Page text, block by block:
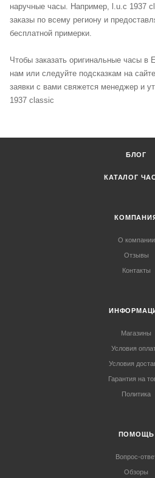
наручные часы. Например, l.u.c 1937
заказы по всему региону и
бесплатной примерки.
Чтобы заказать оригинальные часы в
нам или следуйте подсказкам на
заявки с вами свяжется менеджер и
1937 classic
БЛОГ
КАТАЛОГ
О компании
Отзывы
Контакты
Магазины
Условия
Условия
Гарантия на
Политика
ПОМОЩЬ
Вопрос-
Обзоры